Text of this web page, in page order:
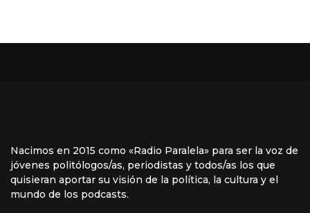
Nacimos en 2015 como «Radio Paralela» para ser la voz de
jóvenes politólogos/as, periodistas y todos/as los que
quisieran aportar su visión de la política, la cultura y el
mundo de los podcasts.